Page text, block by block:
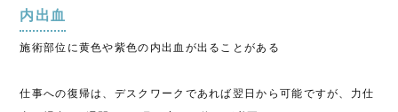
内出血
施術部位に黄色や紫色の内出血が出ることがある
仕事への復帰は、デスクワークであれば翌日から可能ですが、力仕